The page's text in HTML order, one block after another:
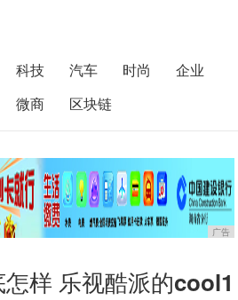
科技 汽车 时尚
企业
微商 区块链
广告
样 乐视酷派的cool1